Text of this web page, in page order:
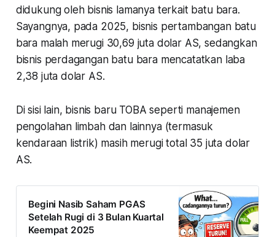
didukung oleh bisnis lamanya terkait batu bara.
Sayangnya, pada 2025, bisnis pertambangan batu
bara malah merugi 30,69 juta dolar AS, sedangkan
bisnis perdagangan batu bara mencatatkan laba
2,38 juta dolar AS.
Di sisi lain, bisnis baru TOBA seperti manajemen
pengolahan limbah dan lainnya (termasuk
kendaraan listrik) masih merugi total 35 juta dolar
AS.
Begini Nasib Saham PGAS
Setelah Rugi di 3 Bulan Kuartal
Keempat 2025